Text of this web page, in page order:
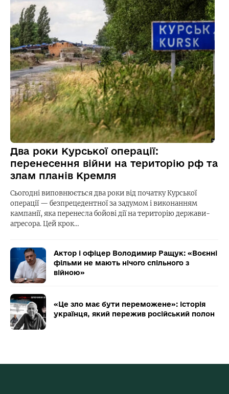
Два роки Курської операції:
перенесення війни на територію рф та
злам планів Кремля
Сьогодні виповнюється два роки від початку Курської
операції — безпрецедентної за задумом і виконанням
кампанії, яка перенесла бойові дії на територію держави-
агресора. Цей крок…
Актор і офіцер Володимир Ращук: «Воєнні
фільми не мають нічого спільного з
війною»
«Це зло має бути переможене»: історія
українця, який пережив російський полон